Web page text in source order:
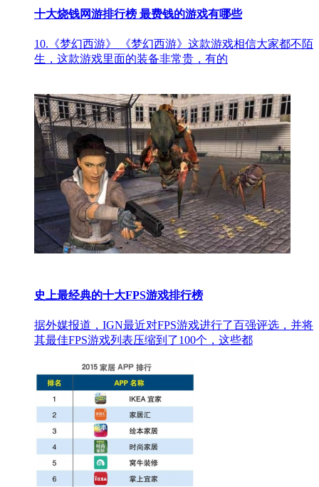
十大烧钱网游排行榜 最费钱的游戏有哪些
10.《梦幻西游》 《梦幻西游》这款游戏相信大家都不陌
生，这款游戏里面的装备非常贵，有的
史上最经典的十大FPS游戏排行榜
据外媒报道，IGN最近对FPS游戏进行了百强评选，并将
其最佳FPS游戏列表压缩到了100个，这些都